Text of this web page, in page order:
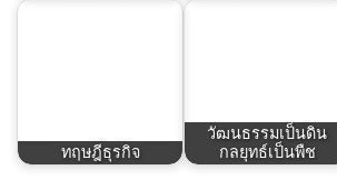
ทฤษฎีธุรกิจ
วัฒนธรรมเป็นดิน
กลยุทธ์เป็นพืช